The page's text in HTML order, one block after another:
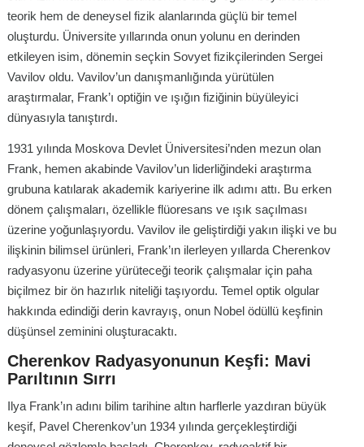
teorik hem de deneysel fizik alanlarında güçlü bir temel
oluşturdu. Üniversite yıllarında onun yolunu en derinden
etkileyen isim, dönemin seçkin Sovyet fizikçilerinden Sergei
Vavilov oldu. Vavilov’un danışmanlığında yürütülen
araştırmalar, Frank’ı optiğin ve ışığın fiziğinin büyüleyici
dünyasıyla tanıştırdı.
1931 yılında Moskova Devlet Üniversitesi’nden mezun olan
Frank, hemen akabinde Vavilov’un liderliğindeki araştırma
grubuna katılarak akademik kariyerine ilk adımı attı. Bu erken
dönem çalışmaları, özellikle flüoresans ve ışık saçılması
üzerine yoğunlaşıyordu. Vavilov ile geliştirdiği yakın ilişki ve bu
ilişkinin bilimsel ürünleri, Frank’ın ilerleyen yıllarda Cherenkov
radyasyonu üzerine yürüteceği teorik çalışmalar için paha
biçilmez bir ön hazırlık niteliği taşıyordu. Temel optik olgular
hakkında edindiği derin kavrayış, onun Nobel ödüllü keşfinin
düşünsel zeminini oluşturacaktı.
Cherenkov Radyasyonunun Keşfi: Mavi
Parıltının Sırrı
Ilya Frank’ın adını bilim tarihine altın harflerle yazdıran büyük
keşif, Pavel Cherenkov’un 1934 yılında gerçekleştirdiği